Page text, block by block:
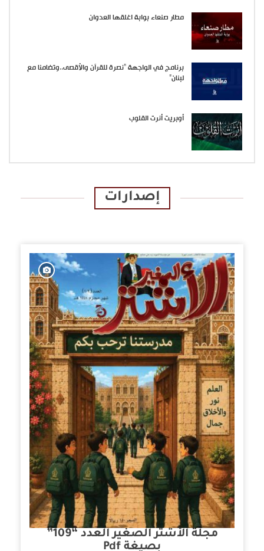
مطار صنعاء بوابة اغلقها العدوان
برنامج في الواجهة “نصرة للقرآن والأقصى..وتضامنا مع
لبنان”
أوبريت أنرت القلوب
إصدارات
مجلة الأشتر الصغير العدد “109”
بصيغة Pdf